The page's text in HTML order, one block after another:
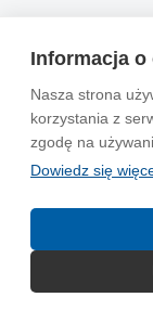
Informacja o
Nasza strona
korzystania z
zgodę na
Dowiedz się